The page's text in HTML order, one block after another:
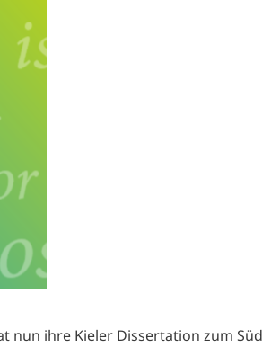
nun ihre Kieler Dissertation zum